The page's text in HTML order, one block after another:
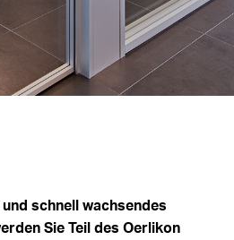
schnell wachsendes
Sie Teil des Oerlikon